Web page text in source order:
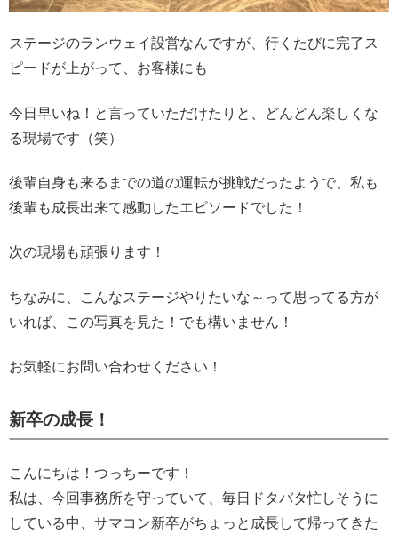
ステージのランウェイ設営なんですが、行くたびに完了ス
ピードが上がって、お客様にも
今日早いね！と言っていただけたりと、どんどん楽しくな
る現場です（笑）
後輩自身も来るまでの道の運転が挑戦だったようで、私も
後輩も成長出来て感動したエピソードでした！
次の現場も頑張ります！
ちなみに、こんなステージやりたいな～って思ってる方が
いれば、この写真を見た！でも構いません！
お気軽にお問い合わせください！
新卒の成長！
こんにちは！つっちーです！
私は、今回事務所を守っていて、毎日ドタバタ忙しそうに
している中、サマコン新卒がちょっと成長して帰ってきた